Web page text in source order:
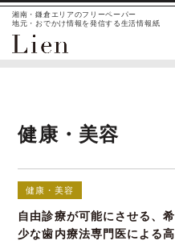
湘南・鎌倉エリアのフリーペーパー
地元・おでかけ情報を発信する生活情報紙
健康・美容
健康・美容
自由診療が可能にさせる、希
少な歯内療法専門医による高